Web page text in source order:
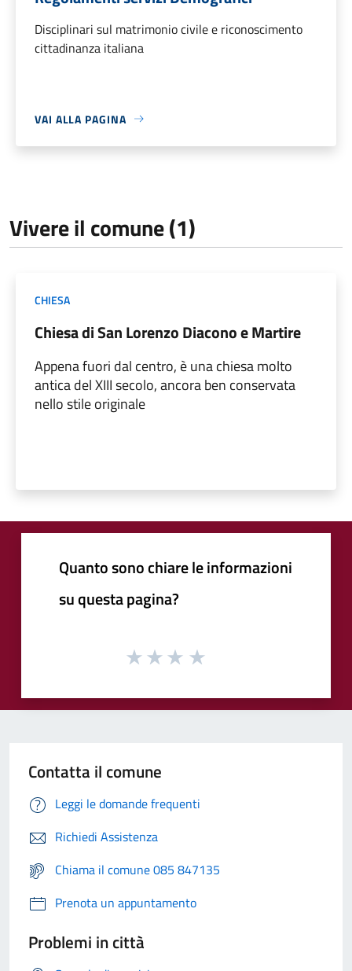
Disciplinari sul matrimonio civile e riconoscimento
cittadinanza italiana
VAI ALLA PAGINA
Vivere il comune (1)
CHIESA
Chiesa di San Lorenzo Diacono e Martire
Appena fuori dal centro, è una chiesa molto
antica del XIII secolo, ancora ben conservata
nello stile originale
Quanto sono chiare le informazioni
su questa pagina?
Contatta il comune
Leggi le domande frequenti
Richiedi Assistenza
Chiama il comune 085 847135
Prenota un appuntamento
Problemi in città